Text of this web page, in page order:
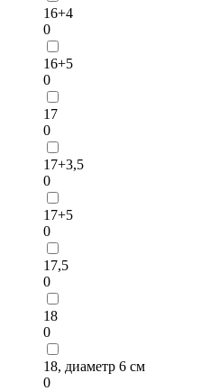
16+4
0
16+5
0
17
0
17+3,5
0
17+5
0
17,5
0
18
0
18, диаметр 6 см
0